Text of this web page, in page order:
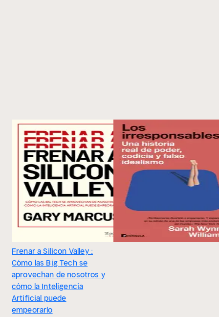
Frenar a Silicon Valley :
Cómo las Big Tech se
aprovechan de nosotros y
cómo la Inteligencia
Artificial puede
empeorarlo